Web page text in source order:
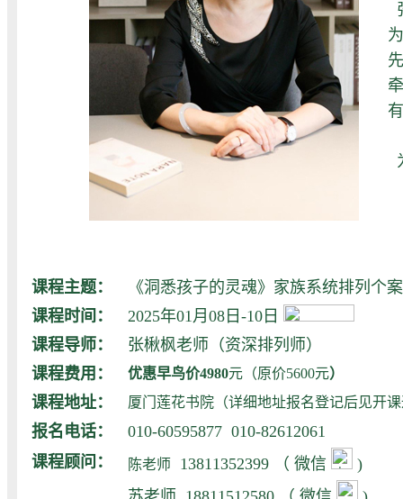
课程主题：
《洞悉孩子的灵魂》家族系统排列个
课程时间：
2025年01月08日-10日
课程导师：
张楸枫老师（资深排列师）
课程费用：
优惠早鸟价4980元（原价5600元）
课程地址： 厦门莲花书院（详细地址报名登记后见开
报名电话：
010-60595877 010-82612061
课程顾问：
陈老师 13811352399 （ 微信
)